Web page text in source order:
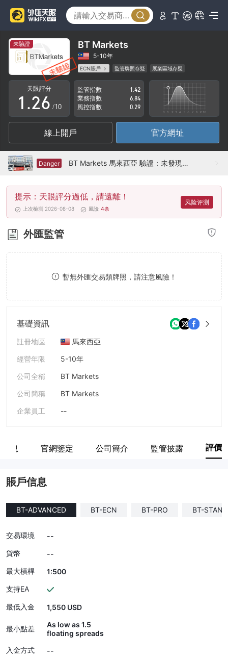
未驗證 BT Markets
5-10年
ECN賬戶 監管牌照存疑
展業區域存疑
高級風險隱患
天眼評分
0
1
2
3
4
5
6
7
8
.
0
1
2
3
4
5
6
7
8
9
2
3
4
5
6
7
8
9
/10
監管指數
1.42
業務指數
6.84
風控指數
0.29
線上開戶 官方網址
Danger BT Markets 馬來西亞 驗證：未發現實體存在
提示：天眼評分過低，請遠離！
上次檢測 2026-08-08 風險 4条
风险评测
外匯監管
暫無外匯交易類牌照，請注意風險！
基礎資訊
註冊地區
馬來西亞
經營年限
5-10年
公司全稱
BT Markets
公司簡稱
BT Markets
企業員工
--
息 官網鑒定 公司簡介 監管披露 評價
賬戶信息
BT-ADVANCED BT-ECN BT-PRO BT-
交易環境
--
貨幣
--
最大槓桿
1:500
支持EA
最低入金 1,550 USD
最小點差
As low as 1.5
floating spreads
入金方式
--